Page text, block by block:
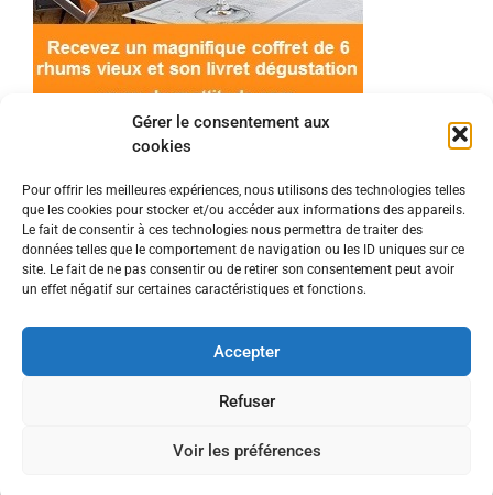
Gérer le consentement aux
cookies
Pour offrir les meilleures expériences, nous utilisons des technologies telles
que les cookies pour stocker et/ou accéder aux informations des appareils.
Le fait de consentir à ces technologies nous permettra de traiter des
données telles que le comportement de navigation ou les ID uniques sur ce
site. Le fait de ne pas consentir ou de retirer son consentement peut avoir
un effet négatif sur certaines caractéristiques et fonctions.
Accepter
Refuser
Voir les préférences
© 2022 Meilleur-rhum.net - Tous droits réservés
Mentions légales-Politique de cookies
En tant que Partenaire Amazon, je réalise un
requises.